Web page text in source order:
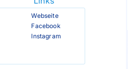
Webseite
Facebook
Instagram